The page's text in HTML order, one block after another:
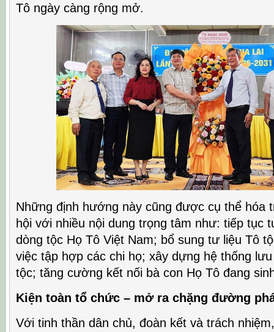
Tô ngày càng rộng mở.
Những định hướng này cũng được cụ thể hóa
hội với nhiều nội dung trọng tâm như: tiếp tục
dòng tộc Họ Tô Việt Nam; bổ sung tư liệu Tô
việc tập hợp các chi họ; xây dựng hệ thống
tộc; tăng cường kết nối bà con Họ Tô đang
Kiện toàn tổ chức – mở ra chặng đường
Với tinh thần dân chủ, đoàn kết và trách